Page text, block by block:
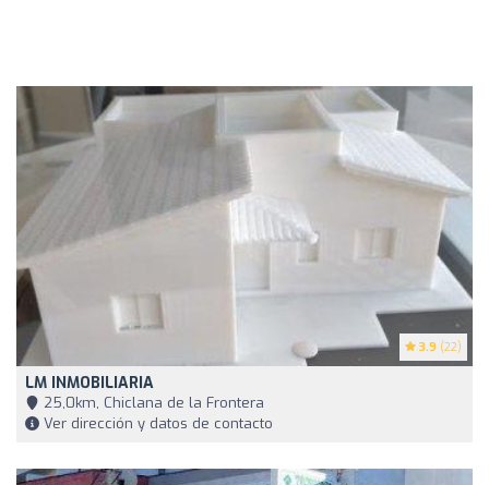
3.9 (22)
LM INMOBILIARIA
25,0km, Chiclana de la Frontera
Ver dirección y datos de contacto